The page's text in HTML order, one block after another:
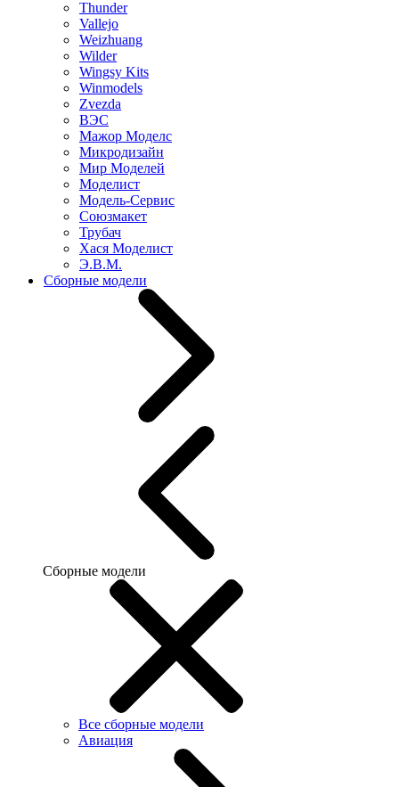
Thunder
Vallejo
Weizhuang
Wilder
Wingsy Kits
Winmodels
Zvezda
ВЭС
Мажор Моделс
Микродизайн
Мир Моделей
Моделист
Модель-Сервис
Союзмакет
Трубач
Хася Моделист
Э.В.М.
Сборные модели
Сборные модели
Все сборные модели
Авиация